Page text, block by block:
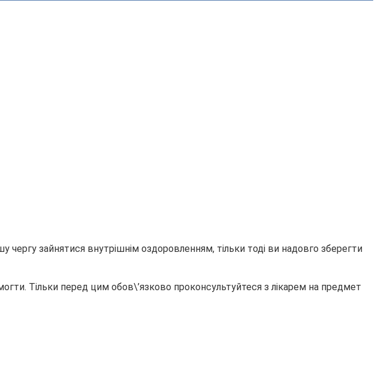
зайнятися внутрішнім оздоровленням, тільки тоді ви надовго зберегти
Тільки перед цим обов\’язково проконсультуйтеся з лікарем на предмет